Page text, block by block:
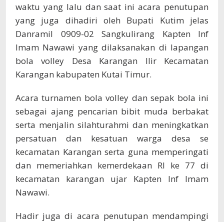
waktu yang lalu dan saat ini acara penutupan
yang juga dihadiri oleh Bupati Kutim jelas
Danramil 0909-02 Sangkulirang Kapten Inf
Imam Nawawi yang dilaksanakan di lapangan
bola volley Desa Karangan Ilir Kecamatan
Karangan kabupaten Kutai Timur.
Acara turnamen bola volley dan sepak bola ini
sebagai ajang pencarian bibit muda berbakat
serta menjalin silahturahmi dan meningkatkan
persatuan dan kesatuan warga desa se
kecamatan Karangan serta guna memperingati
dan memeriahkan kemerdekaan RI ke 77 di
kecamatan karangan ujar Kapten Inf Imam
Nawawi.
Hadir juga di acara penutupan mendampingi